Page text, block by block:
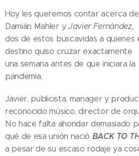
Hoy les queremos contar acerca de
Damián Mahler y Javier Fernández,
dos de estos buscavidas a quienes
destino quiso cruzar exactamente
una semana antes de que iniciara la
pandemia.
Javier, publicista, manager y
reconocido músico, director de
No hace falta ahondar demasiado
qué de esa unión nació BACK TO
a pesar de su escaso rodaje ya